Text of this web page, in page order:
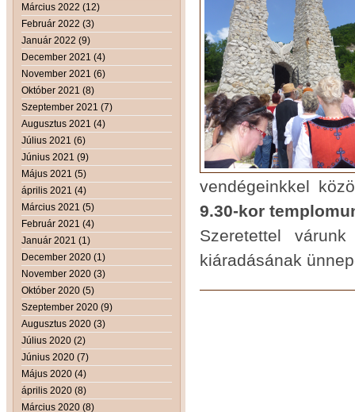
Március 2022 (12)
Február 2022 (3)
Január 2022 (9)
December 2021 (4)
November 2021 (6)
Október 2021 (8)
Szeptember 2021 (7)
Augusztus 2021 (4)
Július 2021 (6)
Június 2021 (9)
Május 2021 (5)
április 2021 (4)
Március 2021 (5)
Február 2021 (4)
Január 2021 (1)
December 2020 (1)
November 2020 (3)
Október 2020 (5)
Szeptember 2020 (9)
Augusztus 2020 (3)
Július 2020 (2)
Június 2020 (7)
Május 2020 (4)
április 2020 (8)
Március 2020 (8)
vendégeinkkel
9.30-kor
Szeretettel
kiáradásának